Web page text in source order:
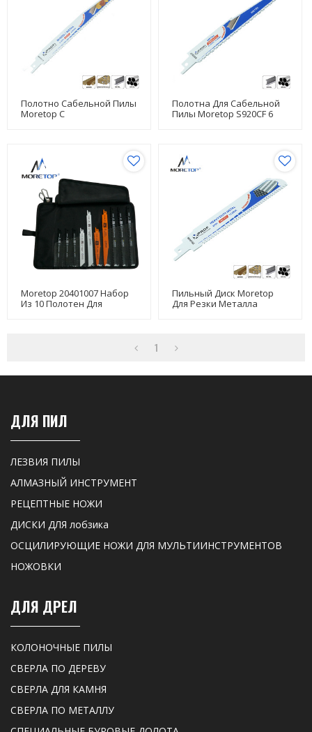
Полотно Сабельной Пилы
Moretop С
Полотна Для Сабельной
Пилы Moretop S920CF 6
Moretop 20401007 Набор
Из 10 Полотен Для
Пильный Диск Moretop
Для Резки Металла
1
ДЛЯ ПИЛ
ЛЕЗВИЯ ПИЛЫ
АЛМАЗНЫЙ ИНСТРУМЕНТ
РЕЦЕПТНЫЕ НОЖИ
ДИСКИ ДЛЯ лобзика
ОСЦИЛИРУЮЩИЕ НОЖИ ДЛЯ МУЛЬТИИНСТРУМЕНТОВ
НОЖОВКИ
ДЛЯ ДРЕЛ
КОЛОНОЧНЫЕ ПИЛЫ
СВЕРЛА ПО ДЕРЕВУ
СВЕРЛА ДЛЯ КАМНЯ
СВЕРЛА ПО МЕТАЛЛУ